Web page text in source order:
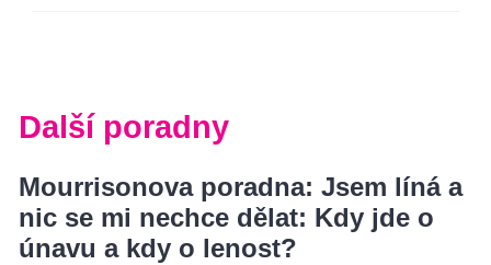
Další poradny
Mourrisonova poradna: Jsem líná a
nic se mi nechce dělat: Kdy jde o
únavu a kdy o lenost?